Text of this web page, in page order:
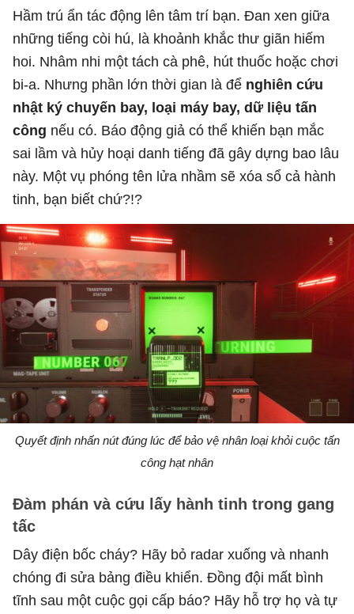
Hầm trú ẩn tác động lên tâm trí bạn. Đan xen giữa
những tiếng còi hú, là khoảnh khắc thư giãn hiếm
hoi. Nhâm nhi một tách cà phê, hút thuốc hoặc chơi
bi-a. Nhưng phần lớn thời gian là để nghiên cứu
nhật ký chuyến bay, loại máy bay, dữ liệu tấn
công nếu có. Báo động giả có thể khiến bạn mắc
sai lầm và hủy hoại danh tiếng đã gây dựng bao lâu
này. Một vụ phóng tên lửa nhầm sẽ xóa sổ cả hành
tinh, bạn biết chứ?!?
Quyết định nhấn nút đúng lúc để bảo vệ nhân loại khỏi cuộc tấn
công hạt nhân
Đàm phán và cứu lấy hành tinh trong gang
tấc
Dây điện bốc cháy? Hãy bỏ radar xuống và nhanh
chóng đi sửa bảng điều khiển. Đồng đội mất bình
tĩnh sau một cuộc gọi cấp báo? Hãy hỗ trợ họ và tự